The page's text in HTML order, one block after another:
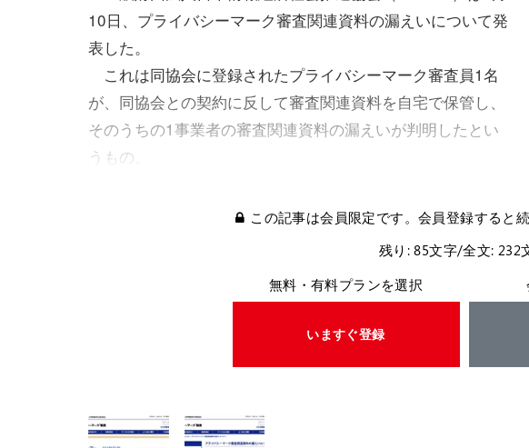
10日、プライバシーマーク審査関連資料の漏えいについて発
表した。
これは同協会に登録されたプライバシーマーク審査員1名
が、同協会との契約に反して審査関連資料を自宅で保管し、
そのうちの1事業者の審査関連資料の漏えいが判明したとい
うもの。
この記事は会員限定です。会員登録すると
残り: 85文字/全文: 232
無料・有料プランを選択
いますぐ登録